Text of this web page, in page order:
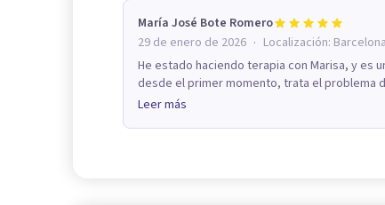
María José Bote Romero
29 de enero de 2026 · Localización: Barcelona
He estado haciendo terapia con Marisa, y es
desde el primer momento, trata el problema
Leer más